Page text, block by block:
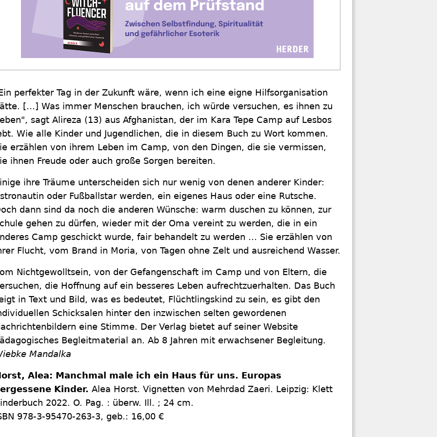
perfekter Tag in der Zukunft wäre, wenn ich eine eigne Hilfsorganisation
[…] Was immer Menschen brauchen, ich würde versuchen, es ihnen zu
sagt Alireza (13) aus Afghanistan, der im Kara Tepe Camp auf Lesbos
Wie alle Kinder und Jugendlichen, die in diesem Buch zu Wort kommen.
erzählen von ihrem Leben im Camp, von den Dingen, die sie vermissen,
ihnen Freude oder auch große Sorgen bereiten.
ihre Träume unterscheiden sich nur wenig von denen anderer Kinder:
oder Fußballstar werden, ein eigenes Haus oder eine Rutsche.
dann sind da noch die anderen Wünsche: warm duschen zu können, zur
gehen zu dürfen, wieder mit der Oma vereint zu werden, die in ein
Camp geschickt wurde, fair behandelt zu werden … Sie erzählen von
Flucht, vom Brand in Moria, von Tagen ohne Zelt und ausreichend Wasser.
Nichtgewolltsein, von der Gefangenschaft im Camp und von Eltern, die
die Hoffnung auf ein besseres Leben aufrechtzuerhalten. Das Buch
in Text und Bild, was es bedeutet, Flüchtlingskind zu sein, es gibt den
Schicksalen hinter den inzwischen selten gewordenen
eine Stimme. Der Verlag bietet auf seiner Website
Begleitmaterial an. Ab 8 Jahren mit erwachsener Begleitung.
Mandalka
Alea: Manchmal male ich ein Haus für uns. Europas
Kinder. Alea Horst. Vignetten von Mehrdad Zaeri. Leipzig: Klett
2022. O. Pag. : überw. Ill. ; 24 cm.
978-3-95470-263-3, geb.: 16,00 €